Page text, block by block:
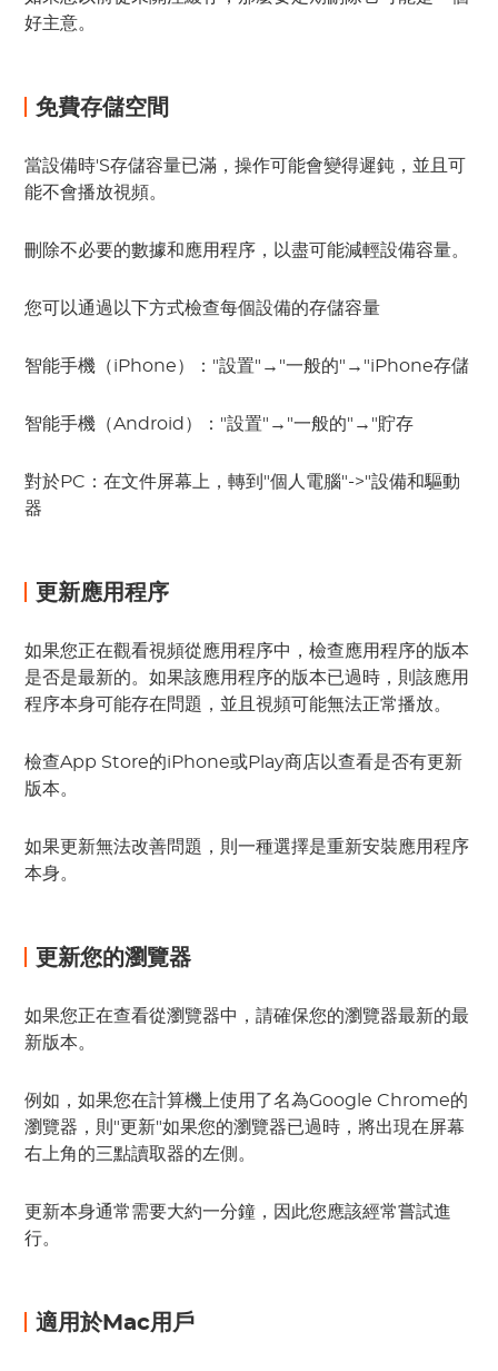
好主意。
免費存儲空間
當設備時'S存儲容量已滿，操作可能會變得遲鈍，並且可
能不會播放視頻。
刪除不必要的數據和應用程序，以盡可能減輕設備容量。
您可以通過以下方式檢查每個設備的存儲容量
智能手機（iPhone）："設置"→"一般的"→"iPhone存儲
智能手機（Android）："設置"→"一般的"→"貯存
對於PC：在文件屏幕上，轉到"個人電腦"->"設備和驅動
器
更新應用程序
如果您正在觀看視頻從應用程序中，檢查應用程序的版本
是否是最新的。如果該應用程序的版本已過時，則該應用
程序本身可能存在問題，並且視頻可能無法正常播放。
檢查App Store的iPhone或Play商店以查看是否有更新
版本。
如果更新無法改善問題，則一種選擇是重新安裝應用程序
本身。
更新您的瀏覽器
如果您正在查看從瀏覽器中，請確保您的瀏覽器最新的最
新版本。
例如，如果您在計算機上使用了名為Google Chrome的
瀏覽器，則"更新"如果您的瀏覽器已過時，將出現在屏幕
右上角的三點讀取器的左側。
更新本身通常需要大約一分鐘，因此您應該經常嘗試進
行。
適用於Mac用戶